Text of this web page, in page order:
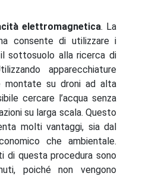
elettromagnetica. La
consente di utilizzare i
sottosuolo alla ricerca di
apparecchiature
montate su droni ad alta
cercare l’acqua senza
su larga scala. Questo
molti vantaggi, sia dal
che ambientale.
di questa procedura sono
poiché non vengono